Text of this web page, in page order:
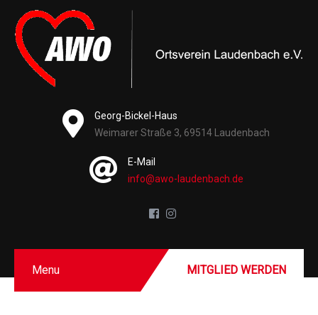
Georg-Bickel-Haus
Weimarer Straße 3, 69514 Laudenbach
E-Mail
info@awo-laudenbach.de
Menu MITGLIED WERDEN